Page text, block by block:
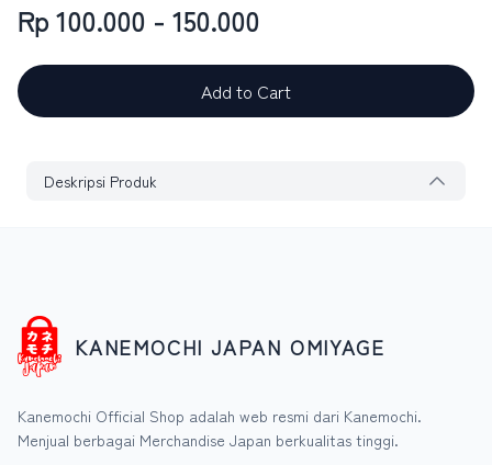
Rp 100.000 - 150.000
Add to Cart
Deskripsi Produk
KANEMOCHI JAPAN OMIYAGE
Kanemochi Official Shop adalah web resmi dari Kanemochi.
Menjual berbagai Merchandise Japan berkualitas tinggi.